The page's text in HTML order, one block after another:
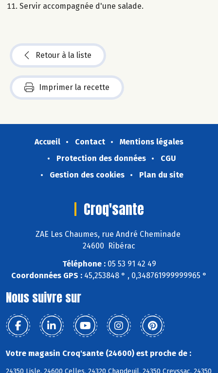
Servir accompagnée d'une salade.
Retour à la liste
Imprimer la recette
Accueil Contact
Mentions légales
Protection des données
CGU
Gestion des cookies
Plan du site
Croq'sante
ZAE Les Chaumes, rue André Cheminade
24600 Ribérac
Téléphone :05 53 91 42 49
Coordonnées GPS : 45,253848 ° , 0,348761999999965 °
Nous suivre sur
Votre magasin Croq'sante (24600) est proche de :
24350 Lisle, 24600 Celles, 24320 Chapdeuil, 24350 Creyssac, 24350